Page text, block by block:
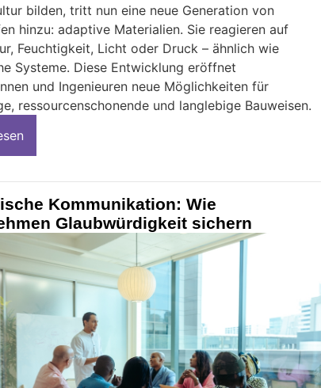
bilden, tritt nun eine neue Generation von
hinzu: adaptive Materialien. Sie reagieren auf
Feuchtigkeit, Licht oder Druck – ähnlich wie
Systeme. Diese Entwicklung eröffnet
und Ingenieuren neue Möglichkeiten für
ressourcenschonende und langlebige Bauweisen.
Kommunikation: Wie
Glaubwürdigkeit sichern